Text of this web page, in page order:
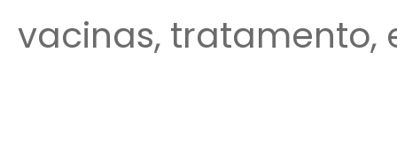
vacinas, tratamento,